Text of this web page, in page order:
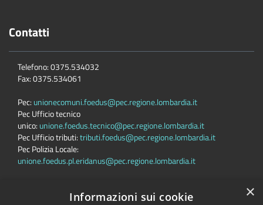
Contatti
Telefono: 0375.534032
Fax: 0375.534061
Pec: unionecomuni.foedus@pec.regione.lombardia.it
Pec Ufficio tecnico
unico: unione.foedus.tecnico@pec.regione.lombardia.it
Pec Ufficio tributi:tributi.foedus@pec.regione.lombardia.it
Pec Polizia Locale:
unione.foedus.pl.eridanus@pec.regione.lombardia.it
×
Informazioni sui cookie